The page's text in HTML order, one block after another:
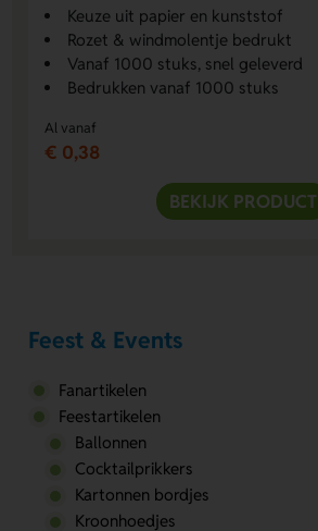
Keuze uit papier en kunststof
Rozet & windmolentje bedrukt
Vanaf 1000 stuks, snel geleverd
Bedrukken vanaf 1000 stuks
Al vanaf
€ 0,38
BEKIJK PRODUCT
Feest & Events
Fanartikelen
Feestartikelen
Ballonnen
Cocktailprikkers
Kartonnen bordjes
Kroonhoedjes